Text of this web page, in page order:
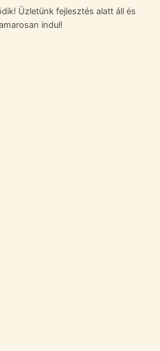
Üzletünk fejlesztés alatt áll és
indul!